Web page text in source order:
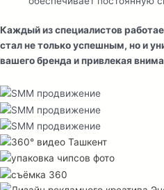
Каждый из специалистов
стал не только успешным, но и
вашего бренда и привлекая